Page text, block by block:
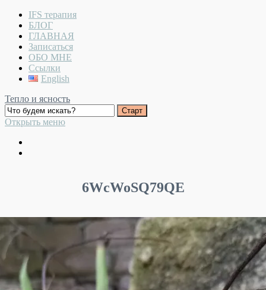
IFS терапия
БЛОГ
ГЛАВНАЯ
Записаться
ОБО МНЕ
Ссылки
English
Тепло и ясность
Открыть меню
6WcWoSQ79QE